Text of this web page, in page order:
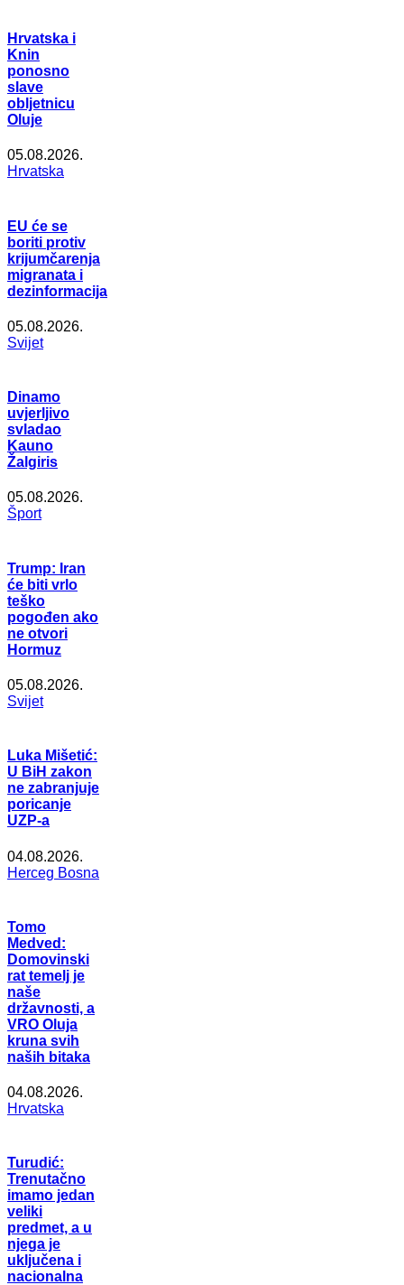
Hrvatska i
Knin
ponosno
slave
obljetnicu
Oluje
05.08.2026.
Hrvatska
EU će se
boriti protiv
krijumčarenja
migranata i
dezinformacija
05.08.2026.
Svijet
Dinamo
uvjerljivo
svladao
Kauno
Žalgiris
05.08.2026.
Šport
Trump: Iran
će biti vrlo
teško
pogođen ako
ne otvori
Hormuz
05.08.2026.
Svijet
Luka Mišetić:
U BiH zakon
ne zabranjuje
poricanje
UZP-a
04.08.2026.
Herceg Bosna
Tomo
Medved:
Domovinski
rat temelj je
naše
državnosti, a
VRO Oluja
kruna svih
naših bitaka
04.08.2026.
Hrvatska
Turudić:
Trenutačno
imamo jedan
veliki
predmet, a u
njega je
uključena i
nacionalna